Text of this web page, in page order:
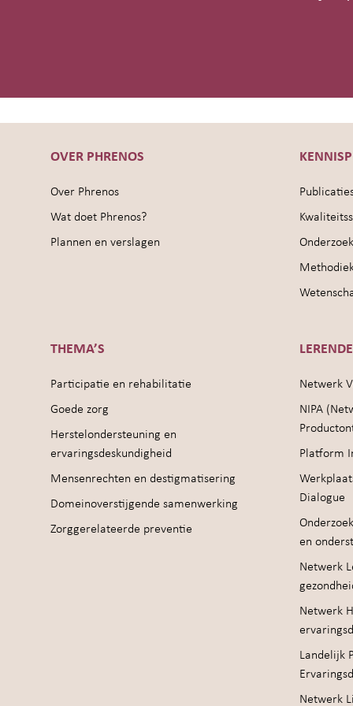
OVER PHRENOS
Over Phrenos
Wat doet Phrenos?
Plannen en verslagen
THEMA’S
Participatie en rehabilitatie
Goede zorg
Herstelondersteuning en
ervaringsdeskundigheid
Mensenrechten en destigmatisering
Domeinoverstijgende samenwerking
Zorggerelateerde preventie
Netwerk
NIPA
Platform
Dialogue
en
Netwerk
Netwerk
Landelijk
Netwerk